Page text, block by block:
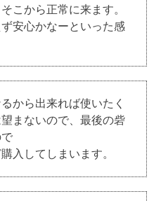
こから正常に来ます。
安心かなーといった感
から出来れば使いたく
まないので、最後の砦
入してしまいます。